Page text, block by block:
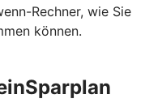
Rechner, wie Sie
können.